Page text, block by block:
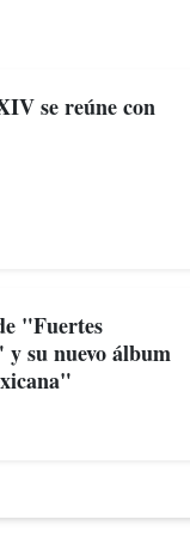
se reúne con
"Fuertes
y su nuevo álbum